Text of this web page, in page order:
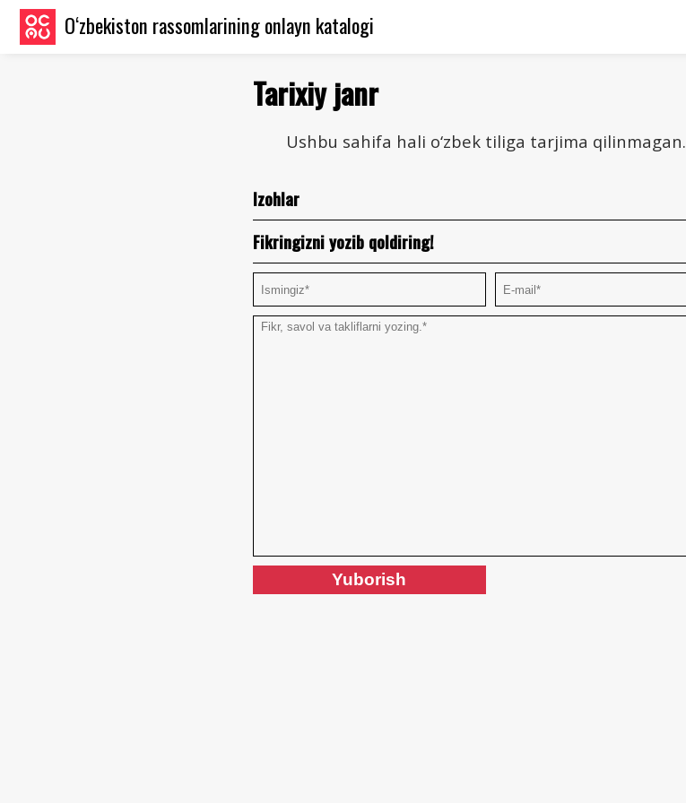
O‘zbekiston rassomlarining onlayn katalogi
Tarixiy janr
Ushbu sahifa hali o‘zbek tiliga tarjima qilinmagan.
Izohlar
Fikringizni yozib qoldiring!